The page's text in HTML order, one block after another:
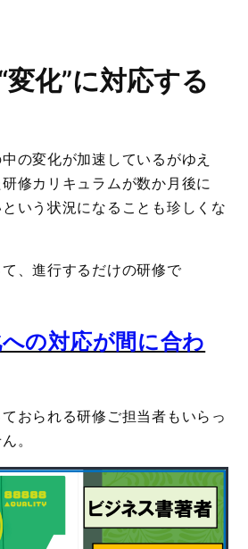
変化”に対応する
の変化が加速しているがゆえ
修カリキュラムが数か月後に
いう状況になることも珍しくな
、進行するだけの研修で
の対応が間に合わ
おられる研修ご担当者もいらっ
。